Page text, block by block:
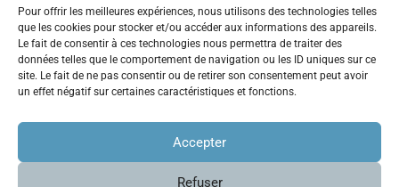
Pour offrir les meilleures expériences, nous utilisons des technologies telles
que les cookies pour stocker et/ou accéder aux informations des appareils.
Le fait de consentir à ces technologies nous permettra de traiter des
données telles que le comportement de navigation ou les ID uniques sur ce
site. Le fait de ne pas consentir ou de retirer son consentement peut avoir
un effet négatif sur certaines caractéristiques et fonctions.
Accepter
Refuser
VENDREDI :8H30-12H30 13h30-16h
SAMEDI :9H00-12H00, uniquement sur rendez-vous
Fermé les week-ends et jours fériés.